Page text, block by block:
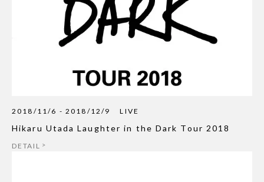
2018/11/6 - 2018/12/9 LIVE
Hikaru Utada Laughter in the Dark Tour 2018
DETAIL